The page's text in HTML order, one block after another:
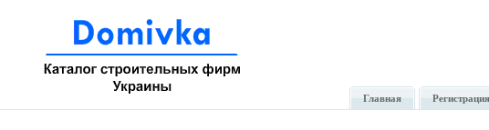
Главная Регистрация